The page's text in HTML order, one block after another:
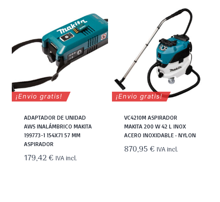
¡Envio gratis!
ADAPTADOR DE UNIDAD
AWS INALÁMBRICO MAKITA
199773-1 154X71 57 MM
ASPIRADOR
179,42€ IVA incl.
¡Envio gratis!
VC4210M ASPIRADOR
MAKITA 200 W 42 L INOX
ACERO INOXIDABLE · NYLON
870,95€ IVA incl.